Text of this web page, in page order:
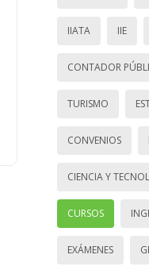
IIATA IIE
CONTADOR
TURISMO
CONVENIOS
CIENCIA Y
CURSOS
EXÁMENES